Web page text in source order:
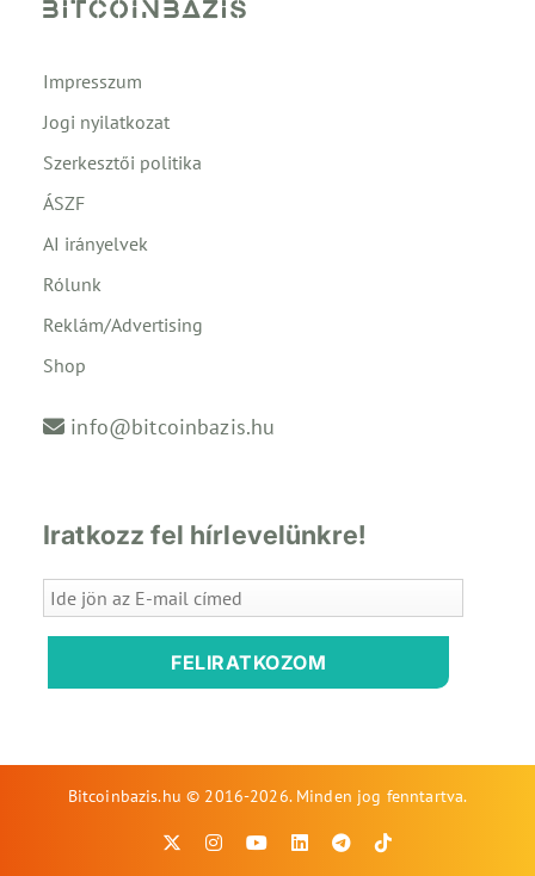
Impresszum
Jogi nyilatkozat
Szerkesztői politika
ÁSZF
AI irányelvek
Rólunk
Reklám/Advertising
Shop
info@bitcoinbazis.hu
Iratkozz fel hírlevelünkre!
FELIRATKOZOM
Bitcoinbazis.hu © 2016-2026. Minden jog fenntartva.